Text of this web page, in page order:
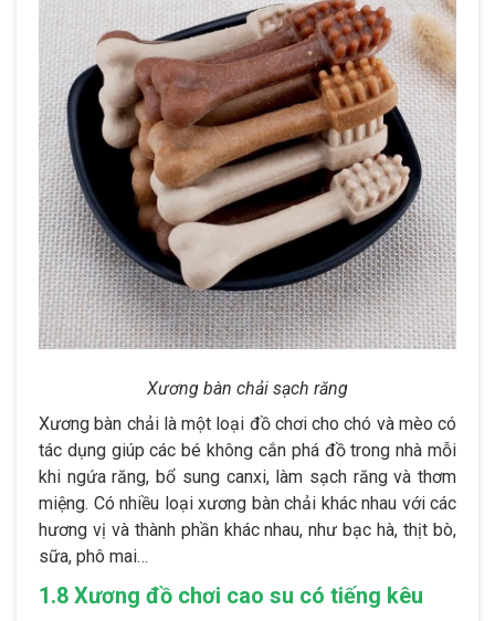
Xương bàn chải sạch răng
Xương bàn chải là một loại đồ chơi cho chó và mèo có
tác dụng giúp các bé không cắn phá đồ trong nhà mỗi
khi ngứa răng, bổ sung canxi, làm sạch răng và thơm
miệng. Có nhiều loại xương bàn chải khác nhau với các
hương vị và thành phần khác nhau, như bạc hà, thịt bò,
sữa, phô mai…
1.8 Xương đồ chơi cao su có tiếng kêu